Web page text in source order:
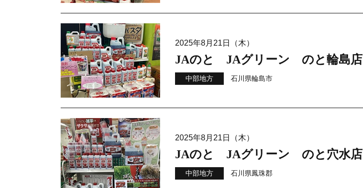
2025年8月21日（木）
JAのと JAグリーン のと輪島店
中部地方 石川県輪島市
2025年8月21日（木）
JAのと JAグリーン のと穴水店
中部地方 石川県鳳珠郡